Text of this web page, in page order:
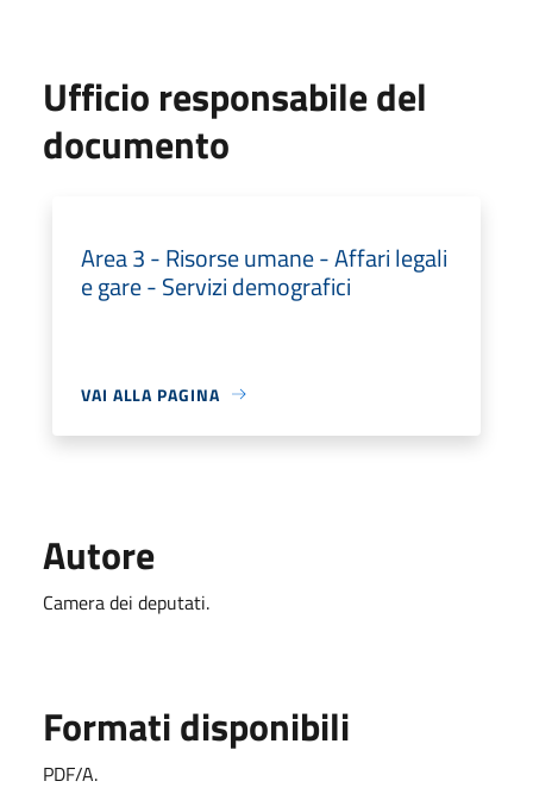
Ufficio responsabile del
documento
Area 3 - Risorse umane - Affari legali
e gare - Servizi demografici
VAI ALLA PAGINA
Autore
Camera dei deputati.
Formati disponibili
PDF/A.